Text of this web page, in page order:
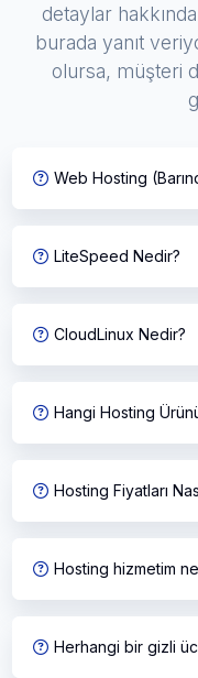
detaylar
burada yanıt
olursa, müşteri
Web Hosting
LiteSpeed Nedir?
CloudLinux Nedir?
Hangi Hosting
Hosting Fiyatları
Hosting hizmetim
Herhangi bir gizli